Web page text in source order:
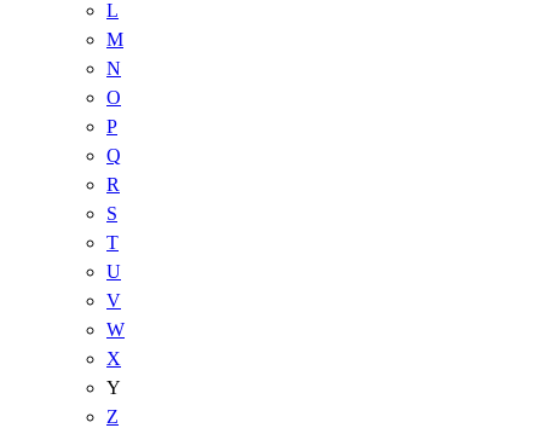
L
M
N
O
P
Q
R
S
T
U
V
W
X
Y
Z